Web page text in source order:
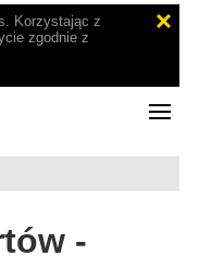
Korzystając z
zgodnie z
-